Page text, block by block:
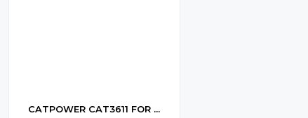
CATPOWER CAT3611 FOR ...